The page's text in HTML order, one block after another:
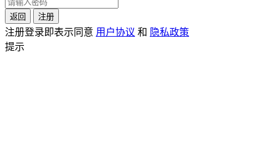
返回 注册
注册登录即表示同意 用户协议 和 隐私政策
提示